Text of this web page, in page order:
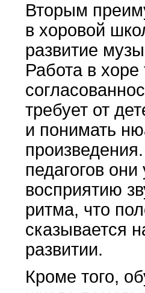
Вторым
в хоровой
развитие
Работа в хоре
требует от
и понимать
педагогов
восприятию
ритма, что
сказывается
развитии.
Кроме того,